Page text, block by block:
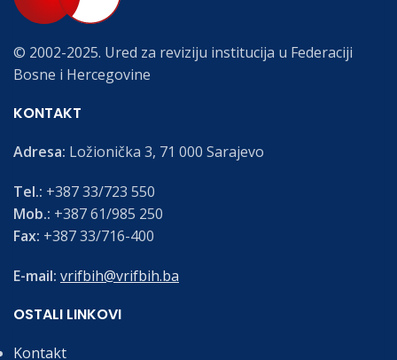
© 2002-2025. Ured za reviziju institucija u Federaciji
Bosne i Hercegovine
KONTAKT
Adresa: Ložionička 3, 71 000 Sarajevo
Tel.: +387 33/723 550
Mob.: +387 61/985 250
Fax: +387 33/716-400
E-mail: vrifbih@vrifbih.ba
OSTALI LINKOVI
Kontakt